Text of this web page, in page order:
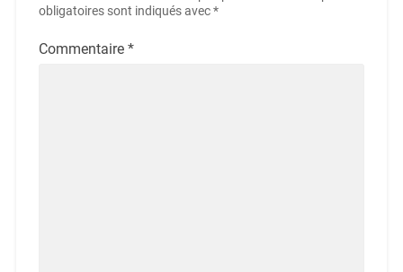
obligatoires sont indiqués avec*
Commentaire *